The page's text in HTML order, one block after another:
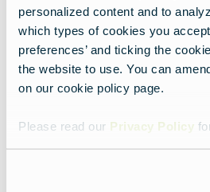
personalized content and to
which types of cookies you
preferences’ and ticking the
the website to use. You can
on our cookie policy page.
Please read our Privacy Policy